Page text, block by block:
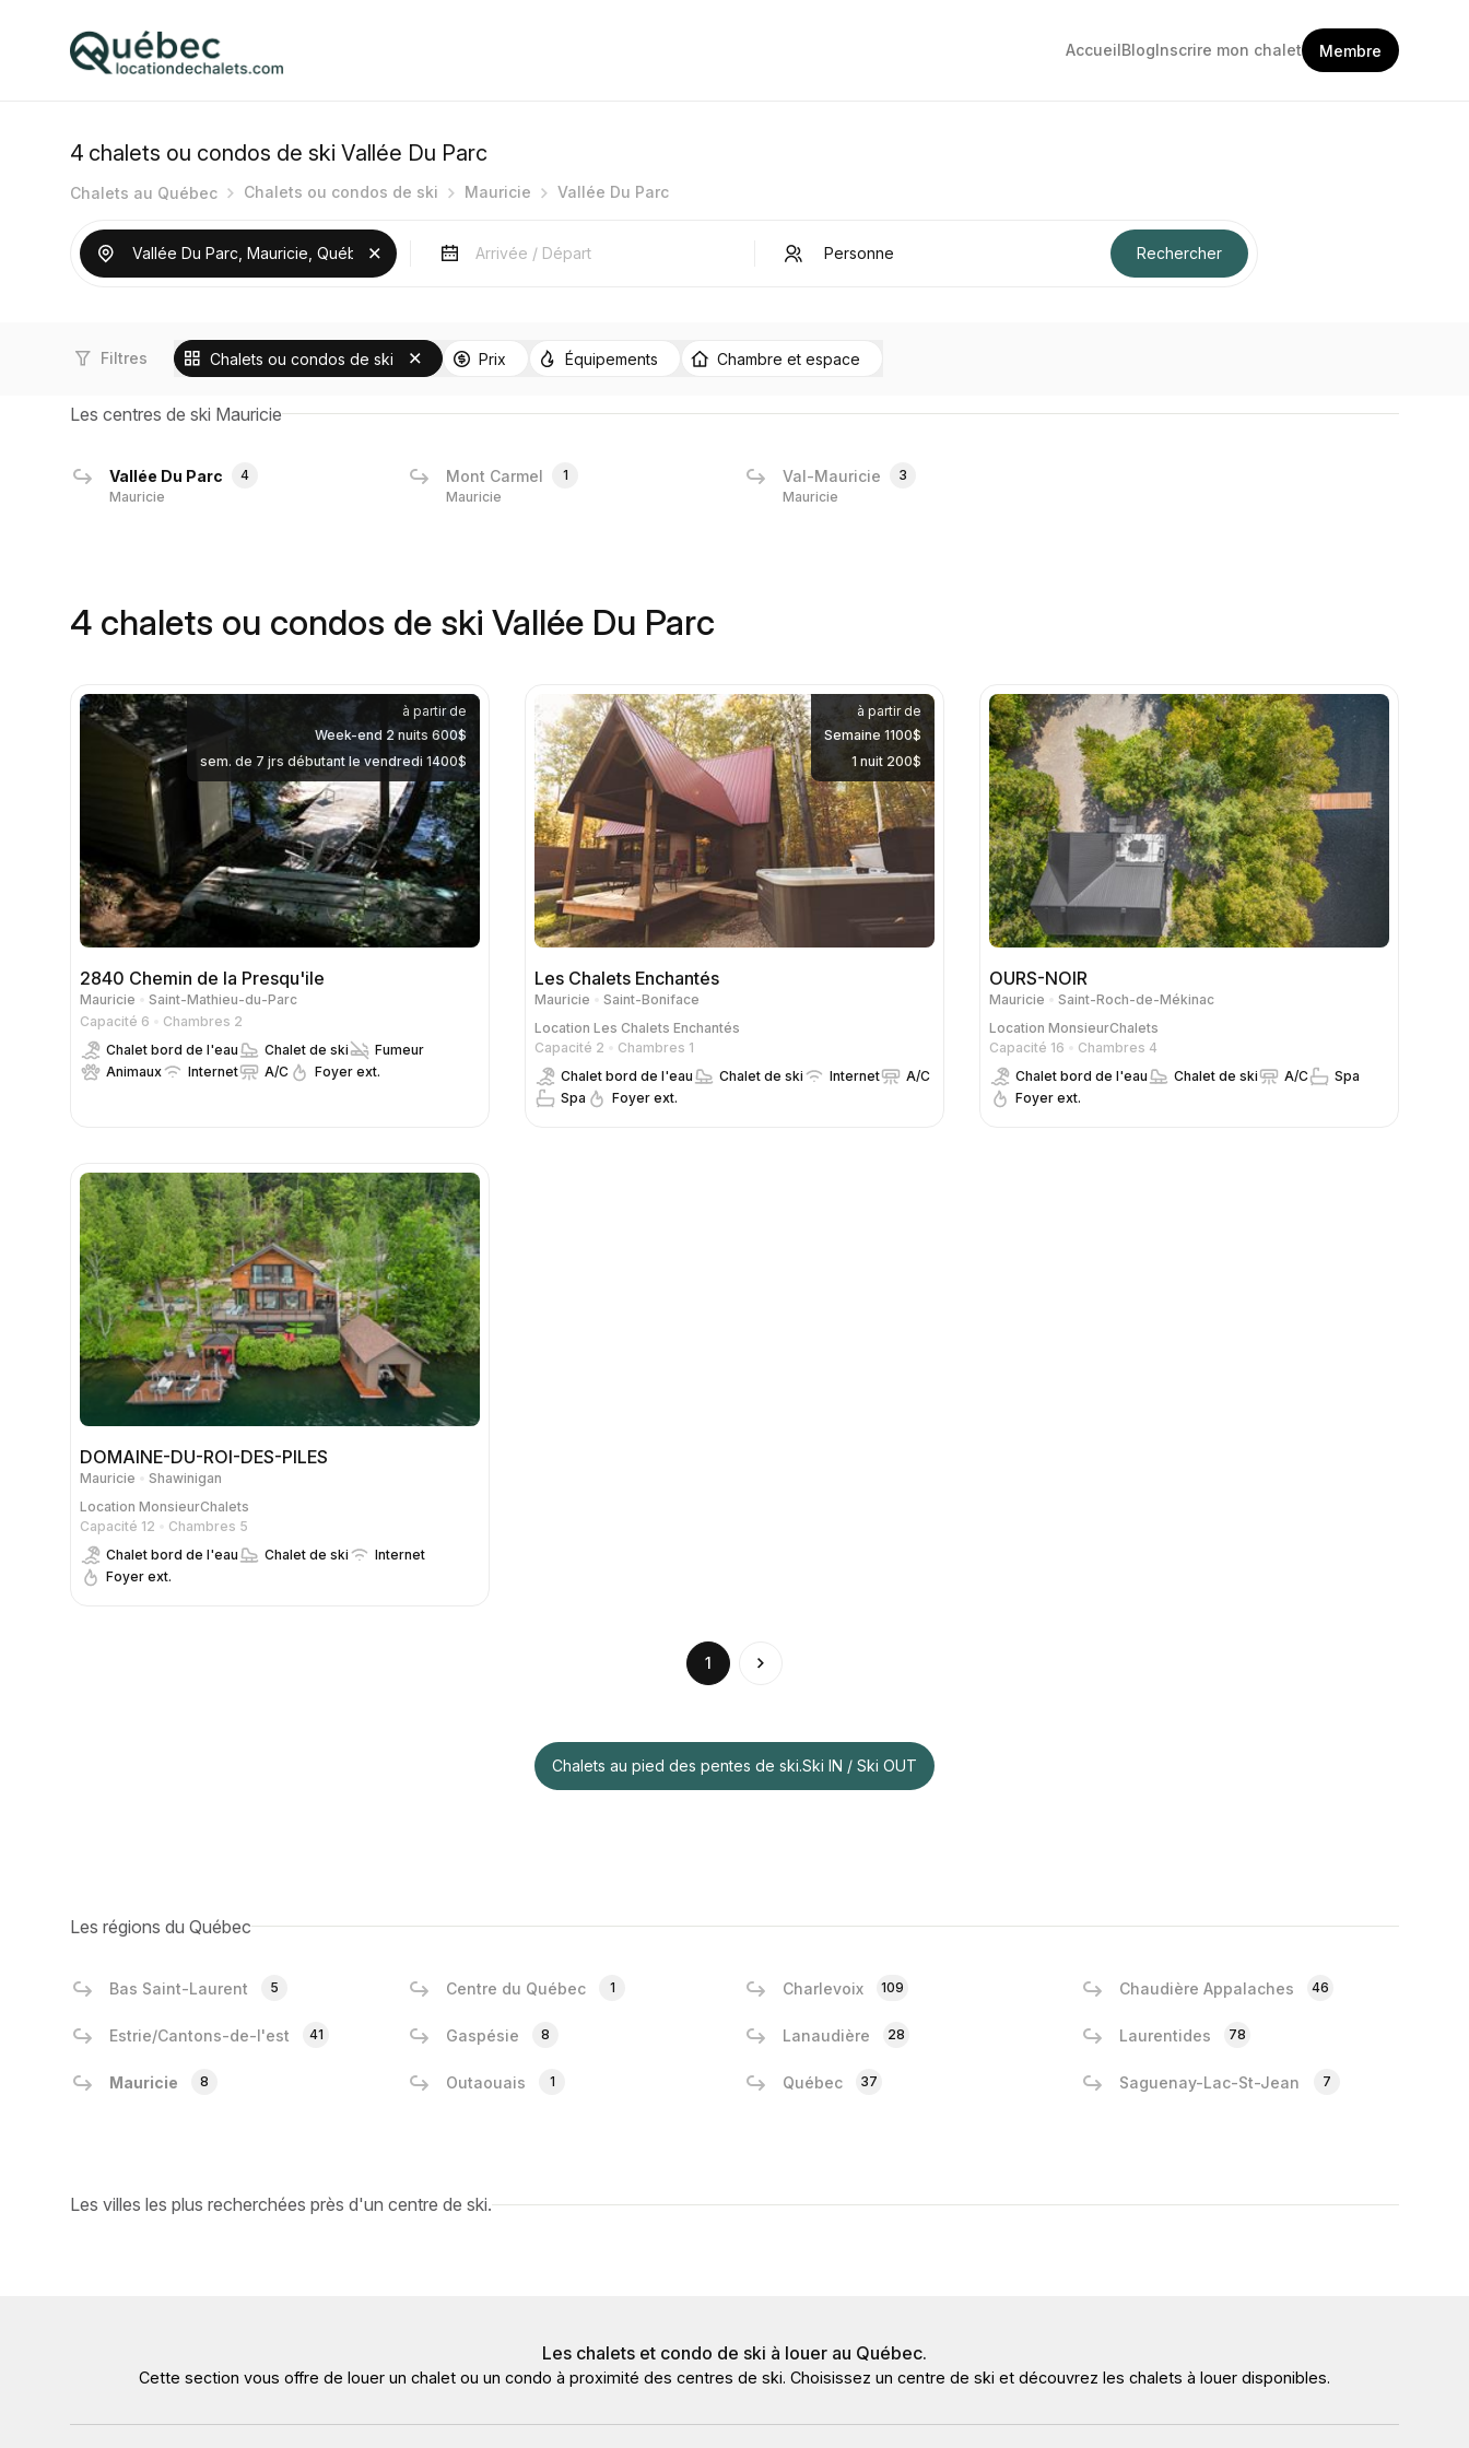
AccueilBlogInscrire mon chalet Membre
4 chalets ou condos de ski Vallée Du Parc
Chalets au Québec Chalets ou condos de ski Mauricie Vallée Du Parc
Filtres Chalets ou condos de ski Prix Équipements Chambre et espace
Les centres de ski Mauricie
Vallée Du Parc
4
Mauricie
Mont Carmel
1
Mauricie
Val-Mauricie
3
Mauricie
4 chalets ou condos de ski Vallée Du Parc
à partir de
Week-end 2 nuits 600$
sem. de 7 jrs débutant le vendredi 1400$
2840 Chemin de la Presqu'ile
Mauricie
Saint-Mathieu-du-Parc
Capacité 6
Chambres 2
Chalet bord de l'eau
Chalet de ski
Fumeur
Animaux
Internet A/C Foyer ext.
à partir de
Semaine 1100$
1 nuit 200$
Les Chalets Enchantés
Mauricie
Saint-Boniface
Location Les Chalets Enchantés
Capacité 2
Chambres 1
Chalet bord de l'eau
Chalet de ski Internet
A/C
Spa
Foyer ext.
OURS-NOIR
Mauricie
Saint-Roch-de-Mékinac
Location MonsieurChalets
Capacité 16
Chambres 4
Chalet bord de l'eau
Chalet de ski A/C
Spa
Foyer ext.
DOMAINE-DU-ROI-DES-PILES
Mauricie
Shawinigan
Location MonsieurChalets
Capacité 12
Chambres 5
Chalet bord de l'eau
Chalet de ski
Internet
Foyer ext.
1
(current)
Chalets au pied des pentes de ski.Ski IN / Ski OUT
Les régions du Québec
Bas Saint-Laurent 5 Centre du Québec 1 Charlevoix 109 Chaudière Appalaches 46
Estrie/Cantons-de-l'est 41 Gaspésie 8 Lanaudière 28 Laurentides 78
Mauricie 8 Outaouais 1 Québec 37 Saguenay-Lac-St-Jean 7
Les villes les plus recherchées près d'un centre de ski.
Les chalets et condo de ski à louer au Québec.
Cette section vous offre de louer un chalet ou un condo à proximité des centres de ski. Choisissez un centre de ski et découvrez les chalets à louer disponibles.